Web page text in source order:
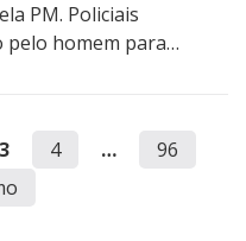
PM. Policiais
pelo homem para…
3 4 …
96